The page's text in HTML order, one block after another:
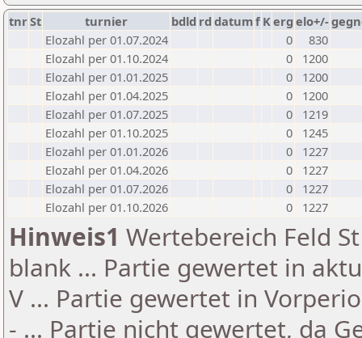
tnrSt turnier bdld rd datumf Kerg elo+/-
Elozahl per 01.07.2024
0
830
Elozahl per 01.10.2024
0
1200
Elozahl per 01.01.2025
0
1200
Elozahl per 01.04.2025
0
1200
Elozahl per 01.07.2025
0
1219
Elozahl per 01.10.2025
0
1245
Elozahl per 01.01.2026
0
1227
Elozahl per 01.04.2026
0
1227
Elozahl per 01.07.2026
0
1227
Elozahl per 01.10.2026
0 1227
Hinweis1 Wertebereich Feld
blank ... Partie gewertet in
V ... Partie gewertet in
- ... Partie nicht gewertet, da